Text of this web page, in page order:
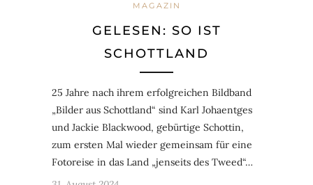
MAGAZIN
GELESEN: SO IST
SCHOTTLAND
25 Jahre nach ihrem erfolgreichen Bildband
„Bilder aus Schottland“ sind Karl Johaentges
und Jackie Blackwood, gebürtige Schottin,
zum ersten Mal wieder gemeinsam für eine
Fotoreise in das Land „jenseits des Tweed“…